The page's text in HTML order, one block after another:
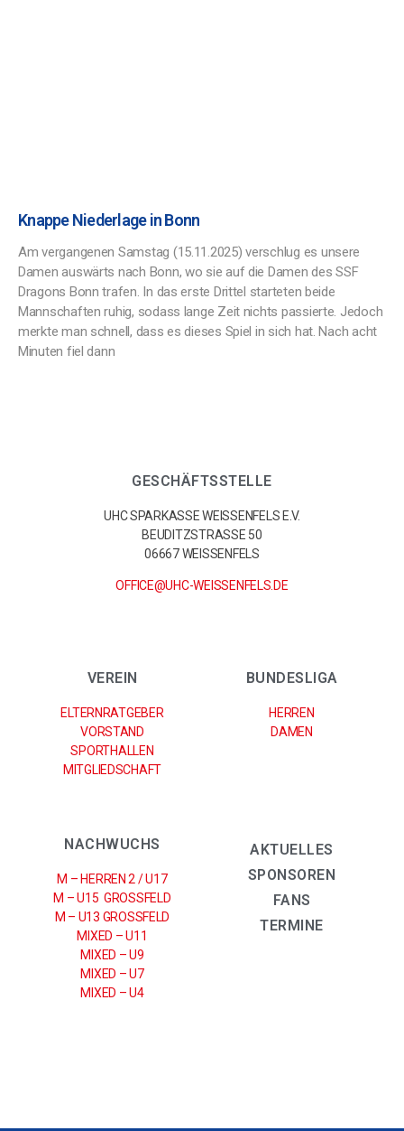
Knappe Niederlage in Bonn
Am vergangenen Samstag (15.11.2025) verschlug es unsere
Damen auswärts nach Bonn, wo sie auf die Damen des SSF
Dragons Bonn trafen. In das erste Drittel starteten beide
Mannschaften ruhig, sodass lange Zeit nichts passierte. Jedoch
merkte man schnell, dass es dieses Spiel in sich hat. Nach acht
Minuten fiel dann
GESCHÄFTSSTELLE
UHC SPARKASSE WEISSENFELS E.V.
BEUDITZSTRASSE 50
06667 WEISSENFELS
OFFICE@UHC-WEISSENFELS.DE
VEREIN
ELTERNRATGEBER
VORSTAND
SPORTHALLEN
MITGLIEDSCHAFT
BUNDESLIGA
HERREN
DAMEN
NACHWUCHS
M – HERREN 2 / U17
M – U15 GROSSFELD
M – U13 GROSSFELD
MIXED – U11
MIXED – U9
MIXED – U7
MIXED – U4
AKTUELLES
SPONSOREN
FANS
TERMINE